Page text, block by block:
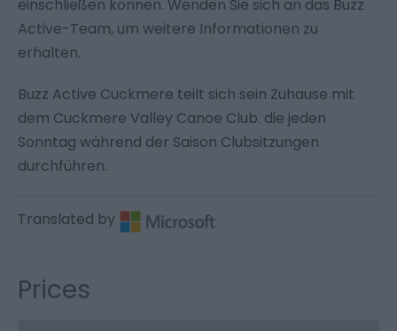
einschließen können. Wenden Sie sich an das Buzz
Active-Team, um weitere Informationen zu
erhalten.
Buzz Active Cuckmere teilt sich sein Zuhause mit
dem Cuckmere Valley Canoe Club. die jeden
Sonntag während der Saison Clubsitzungen
durchführen.
Translated by
Prices